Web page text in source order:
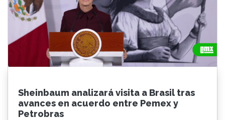
Sheinbaum analizará visita a Brasil tras
avances en acuerdo entre Pemex y
Petrobras